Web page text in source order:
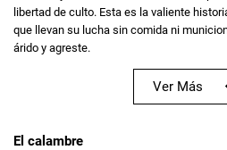
libertad de culto. Esta es la valiente
que llevan su lucha sin comida ni
árido y agreste.
Ver Más
El calambre